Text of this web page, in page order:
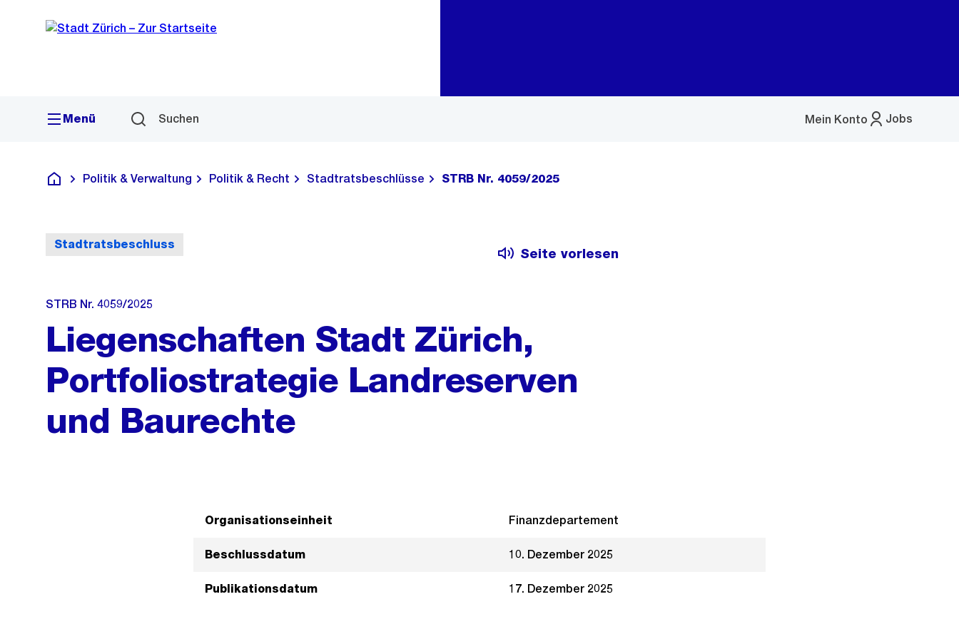
Navigation
Sprunglink
Menü Suchen Jobs
Mein Konto
Menü
Deutsch
Politik & Verwaltung Politik & Recht Stadtratsbeschlüsse STRB Nr. 4059/2025
Stadtratsbeschluss
Seite vorlesen
STRB Nr. 4059/2025
Liegenschaften Stadt Zürich,
Portfoliostrategie Landreserven
und Baurechte
Organisationseinheit Finanzdepartement
Beschlussdatum 10. Dezember 2025
Publikationsdatum 17. Dezember 2025